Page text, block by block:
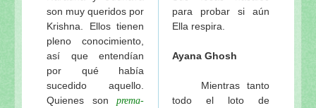
son muy queridos por
Krishna. Ellos tienen
pleno conocimiento,
así que entendían
por qué había
sucedido aquello.
Quienes son prema-
para probar si aún
Ella respira.
Ayana Ghosh
Mientras tanto
todo el loto de